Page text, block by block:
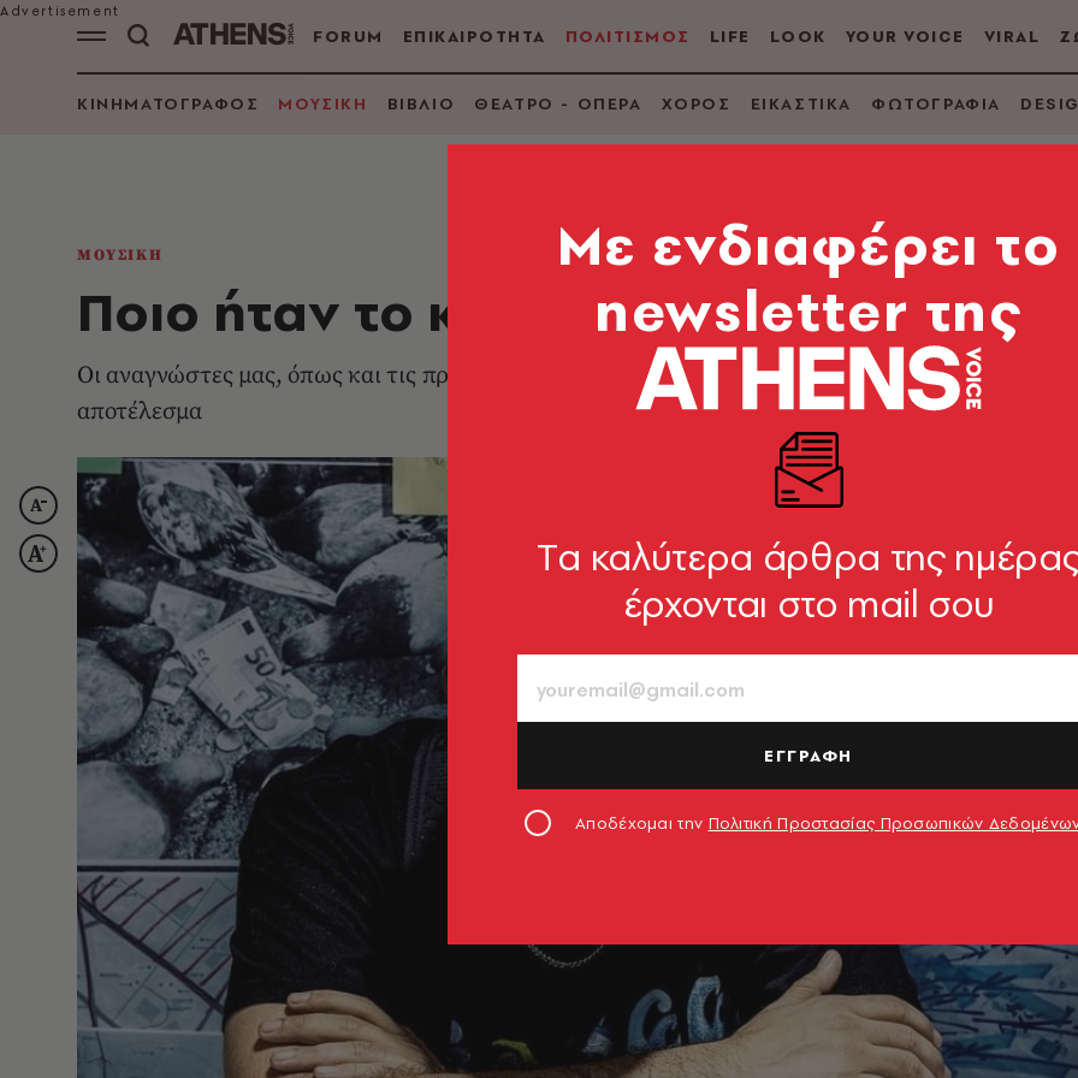
FORUM ΕΠΙΚΑΙΡΟΤΗΤΑ ΠΟΛΙΤΙΣΜΟΣ LIFE LOOK YOUR VOICE VIRAL
ΚΙΝΗΜΑΤΟΓΡΑΦΟΣ ΜΟΥΣΙΚΗ ΒΙΒΛΙΟ ΘΕΑΤΡΟ - ΟΠΕΡΑ ΧΟΡΟΣ ΕΙΚΑΣΤΙΚΑ ΦΩΤΟΓΡΑΦΙΑ
ΜΟΥΣΙΚΗ
Ποιο ήταν το καλύτερο άλμπουμ του
Οι αναγνώστες μας, όπως και τις προηγούμενες χρονιές, επέλεξαν σύμφωνα με τα δικά τους
αποτέλεσμα
Mε ενδιαφέρει το
newsletter της
Tα καλύτερα άρθρα της
έρχονται στο mail σου
ΕΓΓΡΑΦΗ
Αποδέχομαι την Πολιτική Προστασίας Προσωπικών